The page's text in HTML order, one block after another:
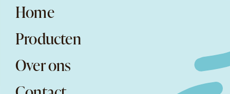
Home
Producten
Over ons